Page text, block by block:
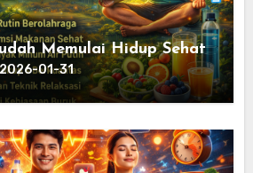
Memulai Hidup Sehat
2026-01-31